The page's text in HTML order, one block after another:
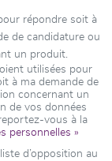
répondre soit à
de candidature ou
un produit.
utilisées pour
à ma demande de
concernant un
de vos données
vous à la
personnelles »
d’opposition au